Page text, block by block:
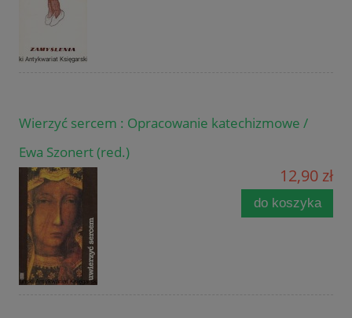
Wierzyć sercem : Opracowanie katechizmowe /
Ewa Szonert (red.)
12,90 zł
do koszyka